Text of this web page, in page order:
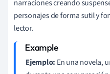
narraciones creando
personajes de forma sutil y
lector.
Ejemplo: En una novela,